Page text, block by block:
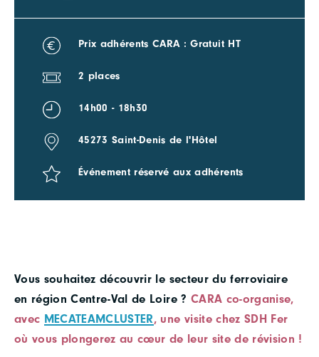
Vous souhaitez découvrir le secteur du ferroviaire
en région Centre-Val de Loire ? CARA co-organise,
avec MECATEAMCLUSTER, une visite chez SDH Fer
où vous plongerez au cœur de leur site de révision !
Prix adhérents CARA : Gratuit HT
2 places
14h00 - 18h30
45273 Saint-Denis de l'Hôtel
Événement réservé aux adhérents